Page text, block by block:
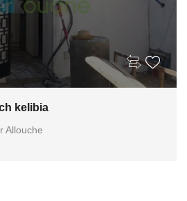
kelibia
Allouche